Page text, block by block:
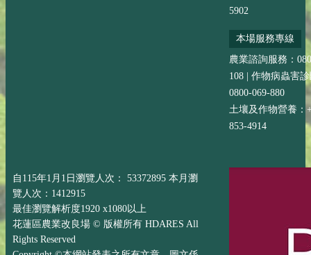
5902
本場服務專線
農業諮詢服務：
108 | 作物病蟲害
0800-069-880
土壤及作物營養：
853-4914
自115年1月1日瀏覽人次： 53372895 本月瀏
覽人次：1412915
最佳瀏覽解析度1920 x1080以上
花蓮區農業改良場 © 版權所有 HDARES All
Rights Reserved